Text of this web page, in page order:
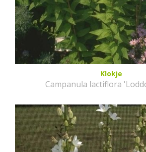
Klokje
Campanula lactiflora